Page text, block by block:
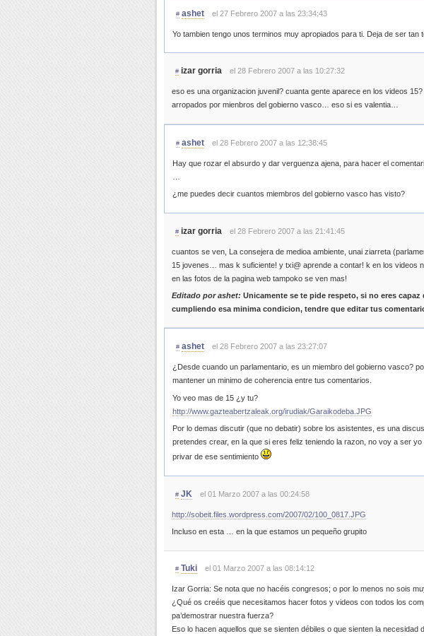
# ashet el 27 Febrero 2007 a las 23:34:43
Yo tambien tengo unos terminos muy apropiados para ti. Deja de ser tan
# izar gorria el 28 Febrero 2007 a las 10:27:32
eso es una organizacion juvenil? cuanta gente aparece en los videos
arropados por mienbros del gobierno vasco… eso si es valentia…
# ashet el 28 Febrero 2007 a las 12:38:45
Hay que rozar el absurdo y dar verguenza ajena, para hacer el
¿me puedes decir cuantos miembros del gobierno vasco has visto?
# izar gorria el 28 Febrero 2007 a las 21:41:45
cuantos se ven, La consejera de medioa ambiente, unai ziarreta
15 jovenes… mas k suficiente! y txi@ aprende a contar! k en los videos
en las fotos de la pagina web tampoko se ven mas!
Editado por ashet: Unicamente se te pide respeto, si no eres capaz
cumpliendo esa minima condicion, tendre que editar tus
# ashet el 28 Febrero 2007 a las 23:27:07
¿Desde cuando un parlamentario, es un miembro del gobierno vasco?
mantener un minimo de coherencia entre tus comentarios.
Yo veo mas de 15 ¿y tu?
http://www.gazteabertzaleak.org/irudiak/Garaikodeba.JPG
Por lo demas discutir (que no debatir) sobre los asistentes, es una
pretendes crear, en la que si eres feliz teniendo la razon, no voy a ser
privar de ese sentimiento
# JK el 01 Marzo 2007 a las 00:24:58
http://sobeit.files.wordpress.com/2007/02/100_0817.JPG
Incluso en esta … en la que estamos un pequeño grupito
# Tuki el 01 Marzo 2007 a las 08:14:12
Izar Gorria: Se nota que no hacéis congresos; o por lo menos no sois
¿Qué os creéis que necesitamos hacer fotos y videos con todos los
pa’demostrar nuestra fuerza?
Eso lo hacen aquellos que se sienten débiles o que sienten la necesidad